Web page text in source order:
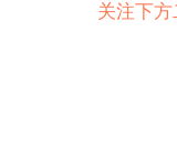
关注下